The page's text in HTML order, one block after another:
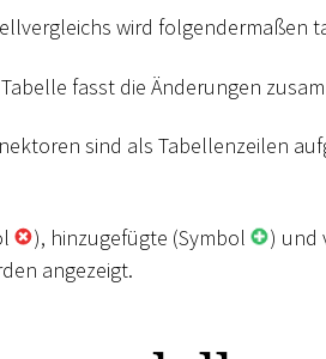
wird folgendermaßen
fasst die Änderungen
sind als Tabellenzeilen
), hinzugefügte (Symbol ) und
angezeigt.